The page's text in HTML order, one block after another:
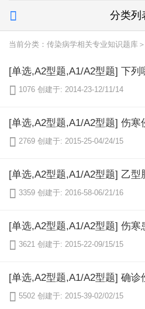
 分类列
当前分类：传染病学相关专业知识题库＞
 1076 创建于: 2014-23-12/11/14
[单选,A2型题,A1/A2型题] 伤寒
 2769 创建于: 2015-25-04/24/15
 3359 创建于: 2016-58-06/21/16
 3621 创建于: 2015-22-09/15/15
[单选,A2型题,A1/A2型题] 确诊
 5502 创建于: 2015-39-02/02/15